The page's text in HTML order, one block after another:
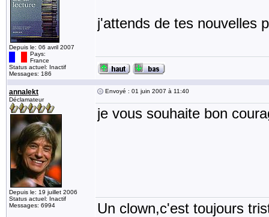
Depuis le: 06 avril 2007
Pays:
France
Status actuel: Inactif
Messages: 186
j'attends de tes nouvelles
annalekt
Déclamateur
Depuis le: 19 juillet 2006
Status actuel: Inactif
Messages: 6994
Envoyé : 01 juin 2007 à 11:40
je vous souhaite bon
Un clown,c'est toujours